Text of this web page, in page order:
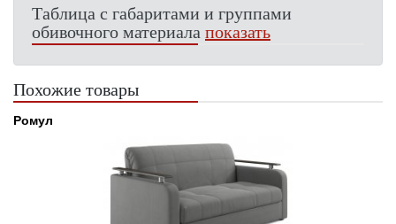
Таблица с габаритами и группами
обивочного материалапоказать
Похожие товары
Ромул